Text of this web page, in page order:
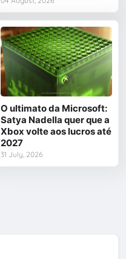
O ultimato da Microsoft:
Satya Nadella quer que a
Xbox volte aos lucros até
2027
31 July, 2026